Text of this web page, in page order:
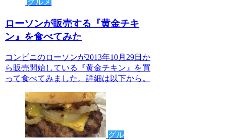
グルメ
ローソンが販売する『黄金チキ
ン』を食べてみた
コンビニのローソンが2013年10月29日か
ら販売開始している『黄金チキン』を買
って食べてみました。詳細は以下から。
グル